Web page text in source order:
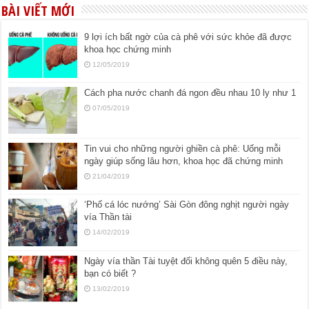
BÀI VIẾT MỚI
9 lợi ích bất ngờ của cà phê với sức khỏe đã được
khoa học chứng minh
12/05/2019
Cách pha nước chanh đá ngon đều nhau 10 ly như 1
07/05/2019
Tin vui cho những người ghiền cà phê: Uống mỗi
ngày giúp sống lâu hơn, khoa học đã chứng minh
21/04/2019
‘Phố cá lóc nướng’ Sài Gòn đông nghịt người ngày
vía Thần tài
14/02/2019
Ngày vía thần Tài tuyệt đối không quên 5 điều này,
bạn có biết ?
13/02/2019